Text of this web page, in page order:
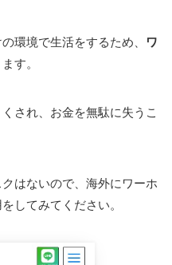
環境で生活をするため、
ワ
す。
され、お金を無駄に失うこ
はないので、海外にワーホ
してみてください。